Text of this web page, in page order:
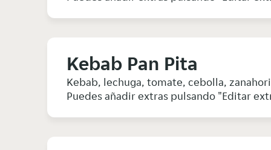
Kebab Pan Pita
Kebab, lechuga, tomate, cebolla,
Puedes añadir extras pulsando "Editar